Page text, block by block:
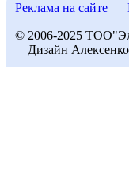
Реклама на сайте
© 2006-2025
Дизайн